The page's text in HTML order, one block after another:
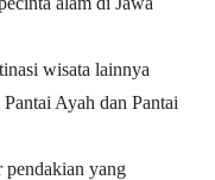
wisata lainnya
Ayah dan Pantai
yang